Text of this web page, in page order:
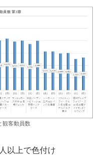
観客動員数
以上で色付け